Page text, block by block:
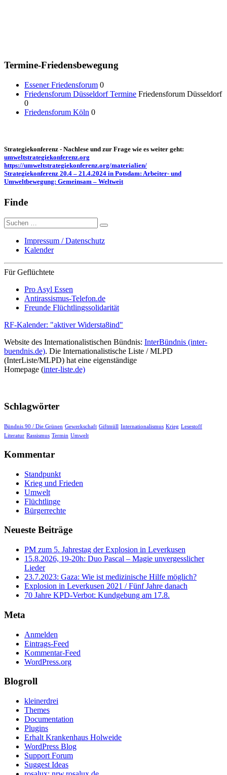
Termine-Friedensbewegung
Essener Friedensforum 0
Friedensforum Düsseldorf Termine Friedensforum Düsseldorf
0
Friedensforum Köln 0
Strategiekonferenz - Nachlese und zur Frage wie es weiter geht:
umweltstrategiekonferenz.org
https://umweltstrategiekonferenz.org/materialien/
Strategiekonferenz 20.4 – 21.4.2024 in Potsdam: Arbeiter- und
Umweltbewegung: Gemeinsam – Weltweit
Finde
Suche
nach:
Impressum / Datenschutz
Kalender
Für Geflüchtete
Pro Asyl Essen
Antirassismus-Telefon.de
Freunde Flüchtlingssolidarität
RF-Kalender: "aktiver Widersta8ind"
Website des Internationalistischen Bündnis: InterBündnis (inter-
buendnis.de). Die Internationalistische Liste / MLPD
(InterListe/MLPD) hat eine eigenständige
Homepage (inter-liste.de)
Schlagwörter
Bündnis 90 / Die Grünen Gewerkschaft Giftmüll Internationalismus Krieg Lesestoff
Literatur Rassismus Termin Umwelt
Kommentar
Standpunkt
Krieg und Frieden
Umwelt
Flüchtlinge
Bürgerrechte
Neueste Beiträge
PM zum 5. Jahrestag der Explosion in Leverkusen
15.8.2026, 19-20h: Duo Pascal – Magie unvergesslicher
Lieder
23.7.2023: Gaza: Wie ist medizinische Hilfe möglich?
Explosion in Leverkusen 2021 / Fünf Jahre danach
70 Jahre KPD‑Verbot: Kundgebung am 17.8.
Meta
Anmelden
Eintrags-Feed
Kommentar-Feed
WordPress.org
Blogroll
kleinerdrei
Themes
Documentation
Plugins
Erhalt Krankenhaus Holweide
WordPress Blog
Support Forum
Suggest Ideas